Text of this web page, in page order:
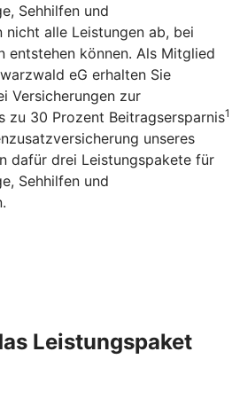
Sehhilfen und
nicht alle Leistungen ab, bei
entstehen können. Als Mitglied
eG erhalten Sie
Versicherungen zur
zu 30 Prozent Beitragsersparnis1
unseres
dafür drei Leistungspakete für
Sehhilfen und
Leistungspaket